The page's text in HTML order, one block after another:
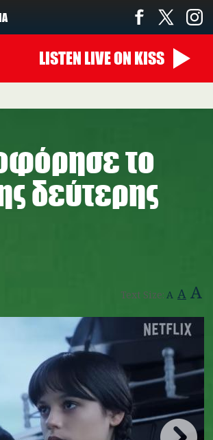
LISTEN LIVEON KISS
το
δεύτερης
Text Size: A A A